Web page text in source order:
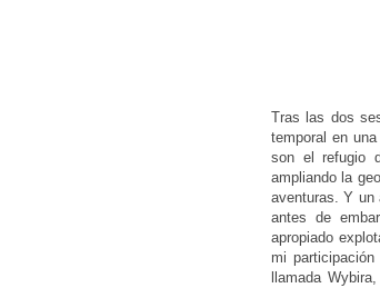
Tras las dos
temporal en
son el refugio
ampliando la
aventuras. Y un
antes de
apropiado
mi
llamada